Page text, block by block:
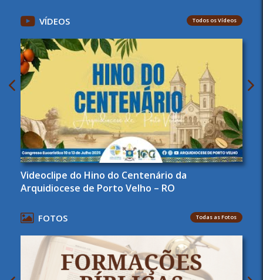
VÍDEOS Todos os Vídeos
Videoclipe do Hino do Centenário da
Arquidiocese de Porto Velho – RO
FOTOS Todas as Fotos